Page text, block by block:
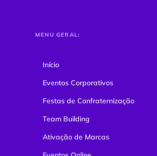
MENU GERAL:
Início
Eventos Corporativos
Festas de Confraternização
Team Building
Ativação de Marcas